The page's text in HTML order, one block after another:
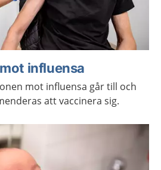
influensa
mot influensa går till och
att vaccinera sig.